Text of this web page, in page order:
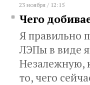
23 ноября / 12:15
Чего
Я правильно
ЛЭПы в виде
Незалежную,
то, чего